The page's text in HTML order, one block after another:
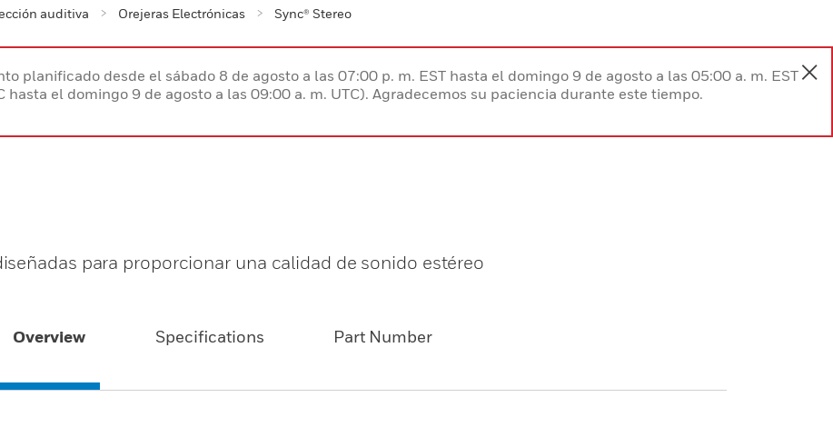
auditiva Orejeras Electrónicas Sync® Stereo
planificado desde el sábado 8 de agosto a las 07:00 p. m. EST hasta el domingo 9 de agosto a las 05:00 a. m. EST
hasta el domingo 9 de agosto a las 09:00 a. m. UTC). Agradecemos su paciencia durante este tiempo.
para proporcionar una calidad de sonido estéreo
Overview Specifications Part Number